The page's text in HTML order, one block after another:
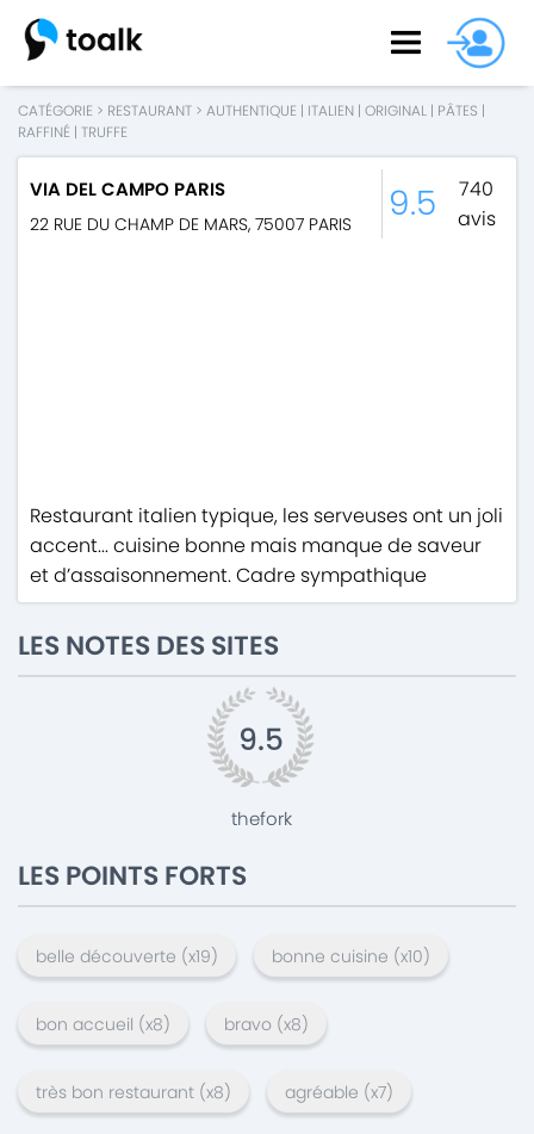
CATÉGORIE > RESTAURANT > AUTHENTIQUE | ITALIEN | ORIGINAL | PÂTES |
RAFFINÉ | TRUFFE
VIA DEL CAMPO PARIS
22 RUE DU CHAMP DE MARS, 75007 PARIS 9.5
740
avis
Restaurant italien typique, les serveuses ont un joli
accent... cuisine bonne mais manque de saveur
et d’assaisonnement. Cadre sympathique
LES NOTES DES SITES
9.5
thefork
LES POINTS FORTS
belle découverte (x19) bonne cuisine (x10)
bon accueil (x8) bravo (x8)
très bon restaurant (x8) agréable (x7)